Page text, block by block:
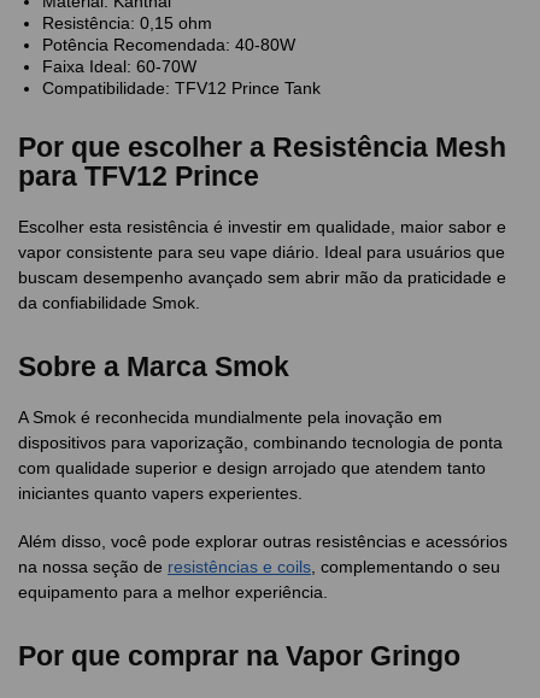
Resistência: 0,15 ohm
Potência Recomendada: 40-80W
Faixa Ideal: 60-70W
Compatibilidade: TFV12 Prince Tank
Por que escolher a Resistência Mesh
para TFV12 Prince
Escolher esta resistência é investir em qualidade, maior sabor e
vapor consistente para seu vape diário. Ideal para usuários que
buscam desempenho avançado sem abrir mão da praticidade e
da confiabilidade Smok.
Sobre a Marca Smok
A Smok é reconhecida mundialmente pela inovação em
dispositivos para vaporização, combinando tecnologia de ponta
com qualidade superior e design arrojado que atendem tanto
iniciantes quanto vapers experientes.
Além disso, você pode explorar outras resistências e acessórios
na nossa seção de resistências e coils, complementando o seu
equipamento para a melhor experiência.
Por que comprar na Vapor Gringo